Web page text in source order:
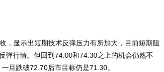
显示出短期技术反弹压力有所加大，目前短期阻
弹行情。但回到74.00和74.30之上的机会仍然不
旦跌破72.70后市目标仍是71.30。